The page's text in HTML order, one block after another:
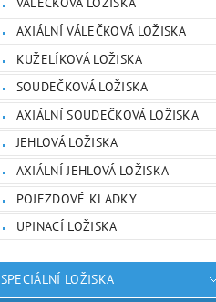
AXIÁLNÍ VÁLEČKOVÁ LOŽISKA
KUŽELÍKOVÁ LOŽISKA
SOUDEČKOVÁ LOŽISKA
AXIÁLNÍ SOUDEČKOVÁ LOŽISKA
JEHLOVÁ LOŽISKA
AXIÁLNÍ JEHLOVÁ LOŽISKA
POJEZDOVÉ KLADKY
UPINACÍ LOŽISKA
SPECIÁLNÍ LOŽISKA